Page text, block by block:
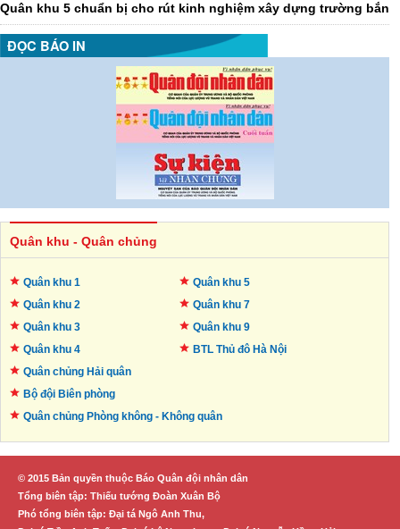
Quân khu 5 chuẩn bị cho rút kinh nghiệm xây dựng trường bắn
ĐỌC BÁO IN
Quân khu - Quân chủng
Quân khu 1
Quân khu 2
Quân khu 3
Quân khu 4
Quân khu 5
Quân khu 7
Quân khu 9
BTL Thủ đô Hà Nội
Quân chủng Hải quân
Bộ đội Biên phòng
Quân chủng Phòng không - Không quân
© 2015 Bản quyền thuộc Báo Quân đội nhân dân
Tổng biên tập: Thiếu tướng Đoàn Xuân Bộ
Phó tổng biên tập: Đại tá Ngô Anh Thu,